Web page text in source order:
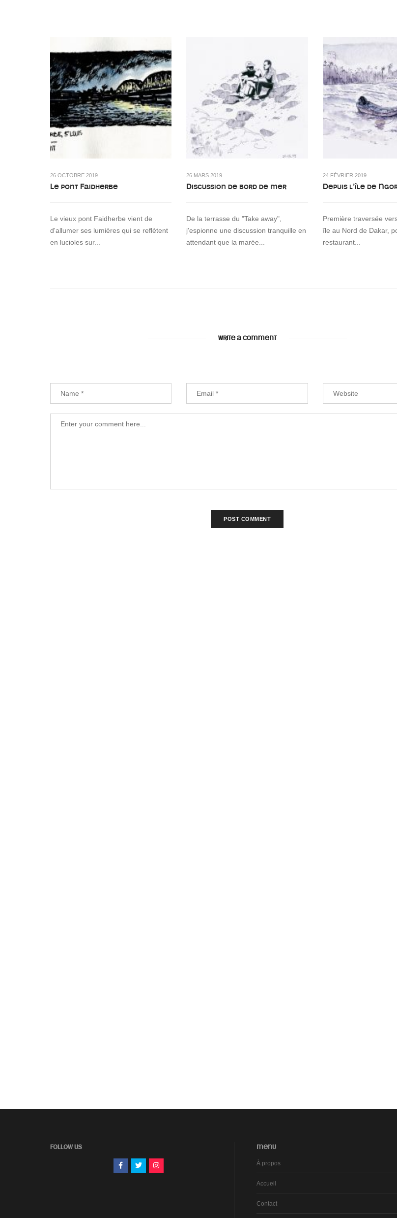
26 OCTOBRE 2019
Le pont Faidherbe
Le vieux pont Faidherbe vient de
d'allumer ses lumières qui se reflètent
en lucioles sur...
26 MARS 2019
Discussion de bord de mer
De la terrasse du "Take away",
j'espionne une discussion tranquille en
attendant que la marée...
24 FÉVRIER 2019
Depuis l’île de
Première traversée
île au Nord de Dakar,
restaurant...
WRITE A COMMENT
FOLLOW US MENU
À propos
Accueil
Contact